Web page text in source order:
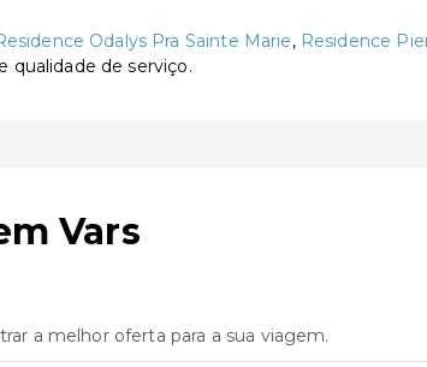
Odalys Pra Sainte Marie, Residence
qualidade de serviço.
Vars
a melhor oferta para a sua viagem.